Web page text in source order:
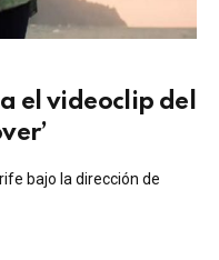
el videoclip del
bajo la dirección de